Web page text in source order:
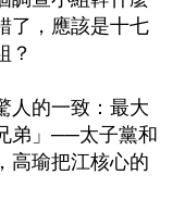
了，應該是十七
？
人的一致：最大
弟」──太子黨和
高瑜把江核心的